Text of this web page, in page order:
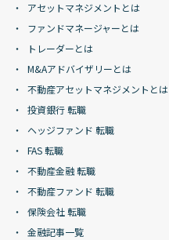
アセットマネジメントとは
ファンドマネージャーとは
トレーダーとは
M&Aアドバイザリーとは
不動産アセットマネジメントとは
投資銀行 転職
ヘッジファンド 転職
FAS 転職
不動産金融 転職
不動産ファンド 転職
保険会社 転職
金融記事一覧